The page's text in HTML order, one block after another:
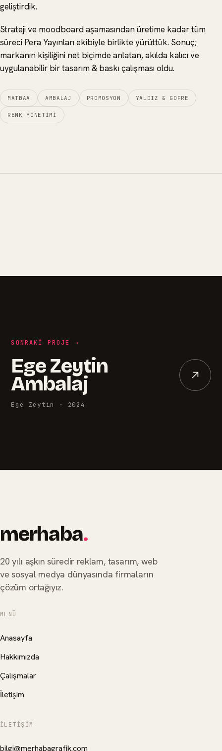
geliştirdik.
Strateji ve moodboard aşamasından üretime kadar tüm
süreci Pera Yayınları ekibiyle birlikte yürüttük. Sonuç;
markanın kişiliğini net biçimde anlatan, akılda kalıcı ve
uygulanabilir bir tasarım & baskı çalışması oldu.
MATBAA AMBALAJ PROMOSYON YALDIZ & GOFRE
RENK YÖNETIMI
SONRAKI PROJE →
Ege Zeytin
Ambalaj
Ege Zeytin · 2024
merhaba.
20 yılı aşkın süredir reklam, tasarım, web
ve sosyal medya dünyasında firmaların
çözüm ortağıyız.
MENÜ
Anasayfa
Hakkımızda
Çalışmalar
İletişim
İLETIŞIM
bilgi@merhabagrafik.com